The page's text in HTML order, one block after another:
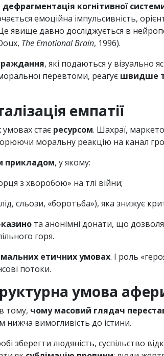
дефрагментація когнітивної
емоційна імпульсивність,
давно досліджується в
The Emotional Brain, 1996).
, які подаються у візуально
перевтоми, реагує швидше
емпатії
стає ресурсом. Шахраї,
моральну реакцію на канал
прикладом, у якому:
з хворобою» на тлі війни;
сльози, «боротьба»), яка знижує
та анонімні донати, що
горя.
етичних умовах. І роль
потоки.
умова
тому, чому масовий глядач
вимогливість до істини.
зберегти людяність, суспільство